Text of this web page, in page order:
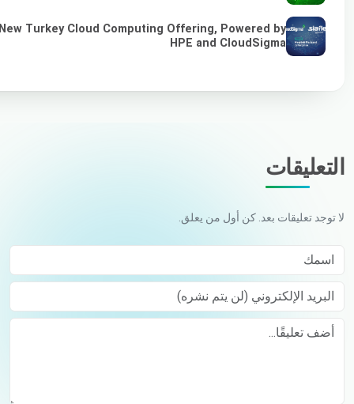
Turkey Cloud Computing Offering, Powered by
HPE and CloudSigma
التعليقات
لا توجد تعليقات بعد. كن أول من يعلق.
اسمك
البريد الإلكتروني (لن يتم نشره)